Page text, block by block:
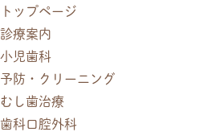
トップページ
診療案内
小児歯科
予防・クリーニング
むし歯治療
歯科口腔外科